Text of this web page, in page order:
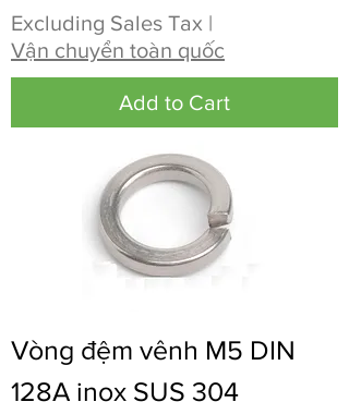
Excluding Sales Tax |
Vận chuyển toàn quốc
Add to Cart
Vòng đệm vênh M5 DIN
128A inox SUS 304